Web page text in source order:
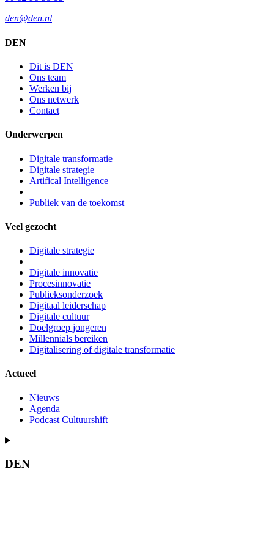
den@den.nl
DEN
Dit is DEN
Ons team
Werken bij
Ons netwerk
Contact
Onderwerpen
Digitale transformatie
Digitale strategie
Artifical Intelligence
Publiek van de toekomst
Veel gezocht
Digitale strategie
Digitale innovatie
Procesinnovatie
Publieksonderzoek
Digitaal leiderschap
Digitale cultuur
Doelgroep jongeren
Millennials bereiken
Digitalisering of digitale transformatie
Actueel
Nieuws
Agenda
Podcast Cultuurshift
DEN